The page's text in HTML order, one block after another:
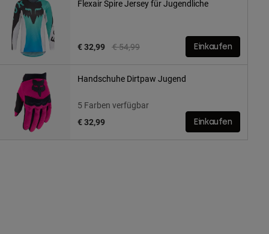
Flexair Spire Jersey für Jugendliche
Price reduced from
€ 54,99to
€ 32,99 Einkaufen
Handschuhe Dirtpaw Jugend
5 Farben verfügbar
€ 32,99
Einkaufen